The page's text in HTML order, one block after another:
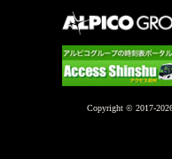
Copyright © 2017-